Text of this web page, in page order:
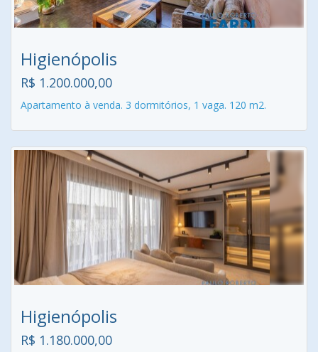
Higienópolis
R$ 1.200.000,00
Apartamento à venda. 3 dormitórios, 1 vaga. 120 m2.
Higienópolis
R$ 1.180.000,00